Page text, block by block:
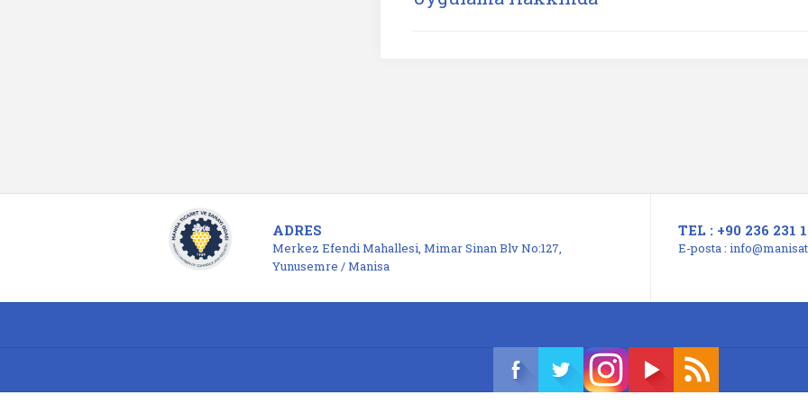
ADRES
Merkez Efendi Mahallesi, Mimar Sinan Blv No:127,
Yunusemre / Manisa
TEL : +90 236 231
E-posta :